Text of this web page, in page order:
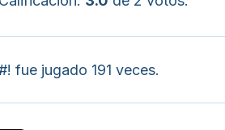
fue jugado 191 veces.